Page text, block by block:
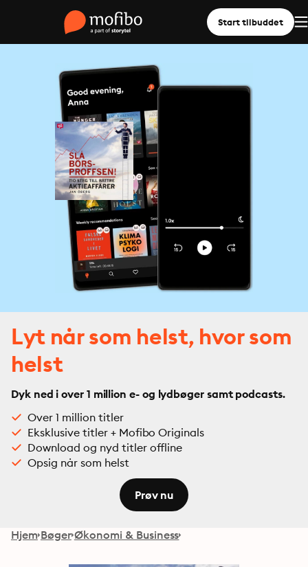
Start tilbuddet
Lyt når som helst, hvor som
helst
Dyk ned i over 1 million e- og lydbøger samt podcasts.
Over 1 million titler
Eksklusive titler + Mofibo Originals
Download og nyd titler offline
Opsig når som helst
Prøv nu
Hjem Bøger Økonomi & Business